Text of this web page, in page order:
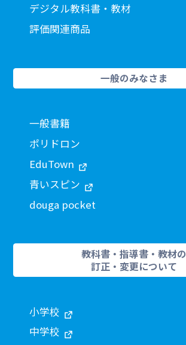
デジタル教科書・教材
評価関連商品
一般のみなさま
一般書籍
ポリドロン
EduTown
青いスピン
douga pocket
教科書・指導書・教材の
訂正・変更について
小学校
中学校